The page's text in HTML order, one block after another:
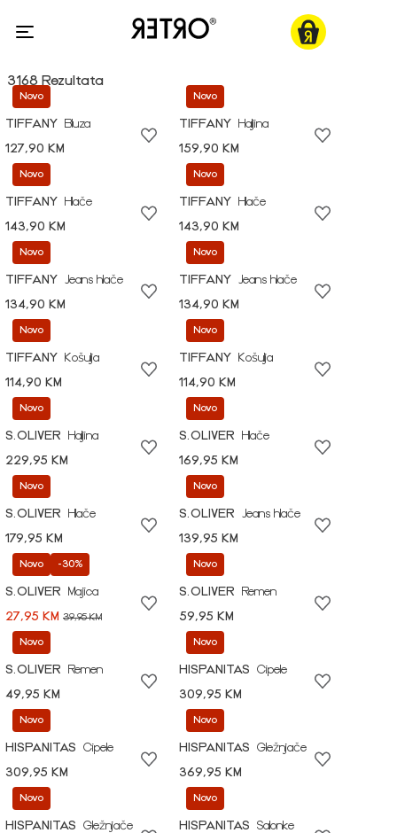
3168 Rezultata
Novo
TIFFANY
Bluza
127,90 KM
Novo
TIFFANY
Haljina
159,90 KM
Novo
TIFFANY
Hlače
143,90 KM
Novo
TIFFANY
Hlače
143,90 KM
Novo
TIFFANY
Jeans hlače
134,90 KM
Novo
TIFFANY
Jeans hlače
134,90 KM
Novo
TIFFANY
Košulja
114,90 KM
Novo
TIFFANY
Košulja
114,90 KM
Novo
S.OLIVER
Haljina
229,95 KM
Novo
S.OLIVER
Hlače
169,95 KM
Novo
S.OLIVER
Hlače
179,95 KM
Novo
S.OLIVER
Jeans hlače
139,95 KM
Novo -30%
S.OLIVER
Majica
27,95 KM 39,95 KM
Novo
S.OLIVER
Remen
59,95 KM
Novo
S.OLIVER
Remen
49,95 KM
Novo
HISPANITAS
Cipele
309,95 KM
Novo
HISPANITAS
Cipele
309,95 KM
Novo
HISPANITAS
Gležnjače
369,95 KM
Novo
HISPANITAS
Gležnjače
Novo
HISPANITAS
Salonke